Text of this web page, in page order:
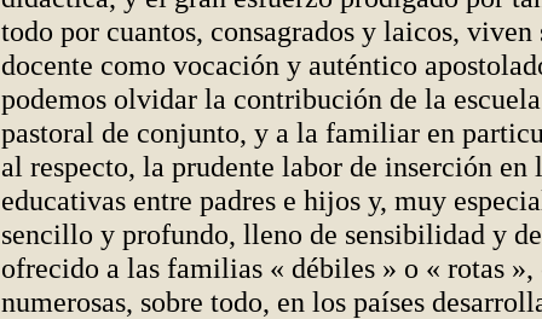
todo por cuantos, consagrados y laicos,
docente como vocación y auténtico
podemos olvidar la contribución de la
pastoral de conjunto, y a la familiar en
al respecto, la prudente labor de inserción en
educativas entre padres e hijos y, muy
sencillo y profundo, lleno de sensibilidad y
ofrecido a las familias « débiles » o « rotas »,
numerosas, sobre todo, en los países